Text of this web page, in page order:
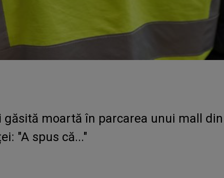
moartă în parcarea unui mall din
"A spus că..."